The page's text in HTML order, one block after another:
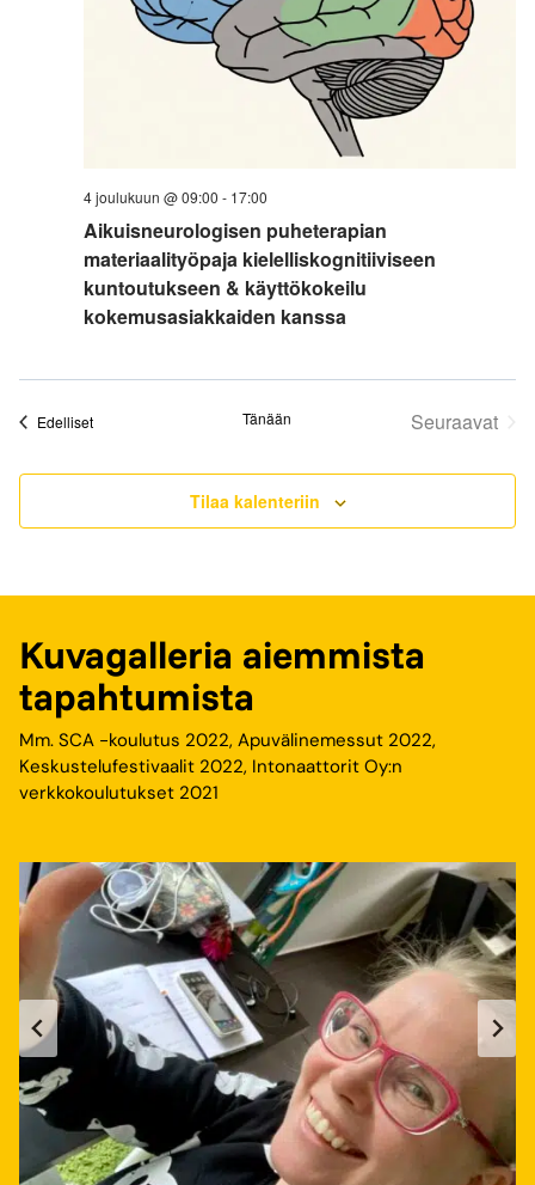
Aikuisneurologisen puheterapian
materiaalityöpaja kielelliskognitiiviseen
kuntoutukseen & käyttökokeilu
kokemusasiakkaiden kanssa
4 joulukuun @ 09:00 - 17:00
EdellisetTapahtumat Tänään
Seuraavat
Tilaa kalenteriin
Kuvagalleria aiemmista
tapahtumista
Mm. SCA -koulutus 2022, Apuvälinemessut 2022,
Keskustelufestivaalit 2022, Intonaattorit Oy:n
verkkokoulutukset 2021